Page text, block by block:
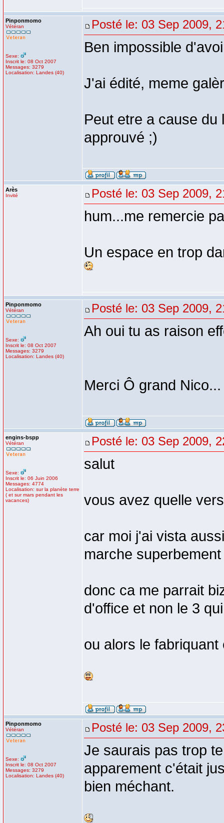
Pinponmomo
Vétéran
Sexe:
Inscrit le: 08 Oct 2007
Messages: 3279
Localisation: Landes (40)
Posté le: 03 Sep 2009,
Ben impossible
J'ai édité, meme
Peut etre a cause du
approuvé ;)
Arès
Invité Posté le: 03 Sep 2009,
hum...me remercie
Un espace en trop
Pinponmomo
Vétéran
Sexe:
Inscrit le: 08 Oct 2007
Messages: 3279
Localisation: Landes (40)
Posté le: 03 Sep 2009,
Ah oui tu as raison
Merci Ô grand
engins-bspp
Vétéran
Sexe:
Inscrit le: 06 Juin 2006
Messages: 4774
Localisation: sur la planète terre
( et sur mars pendant les
vacances)
Posté le: 03 Sep 2009,
salut
vous avez quelle
car moi j'ai vista
marche
donc ca me parrait
d'office et non le 3
ou alors le
Pinponmomo
Vétéran
Sexe:
Inscrit le: 08 Oct 2007
Messages: 3279
Localisation: Landes (40)
Posté le: 03 Sep 2009,
Je saurais pas trop
apparement c'était
bien méchant.